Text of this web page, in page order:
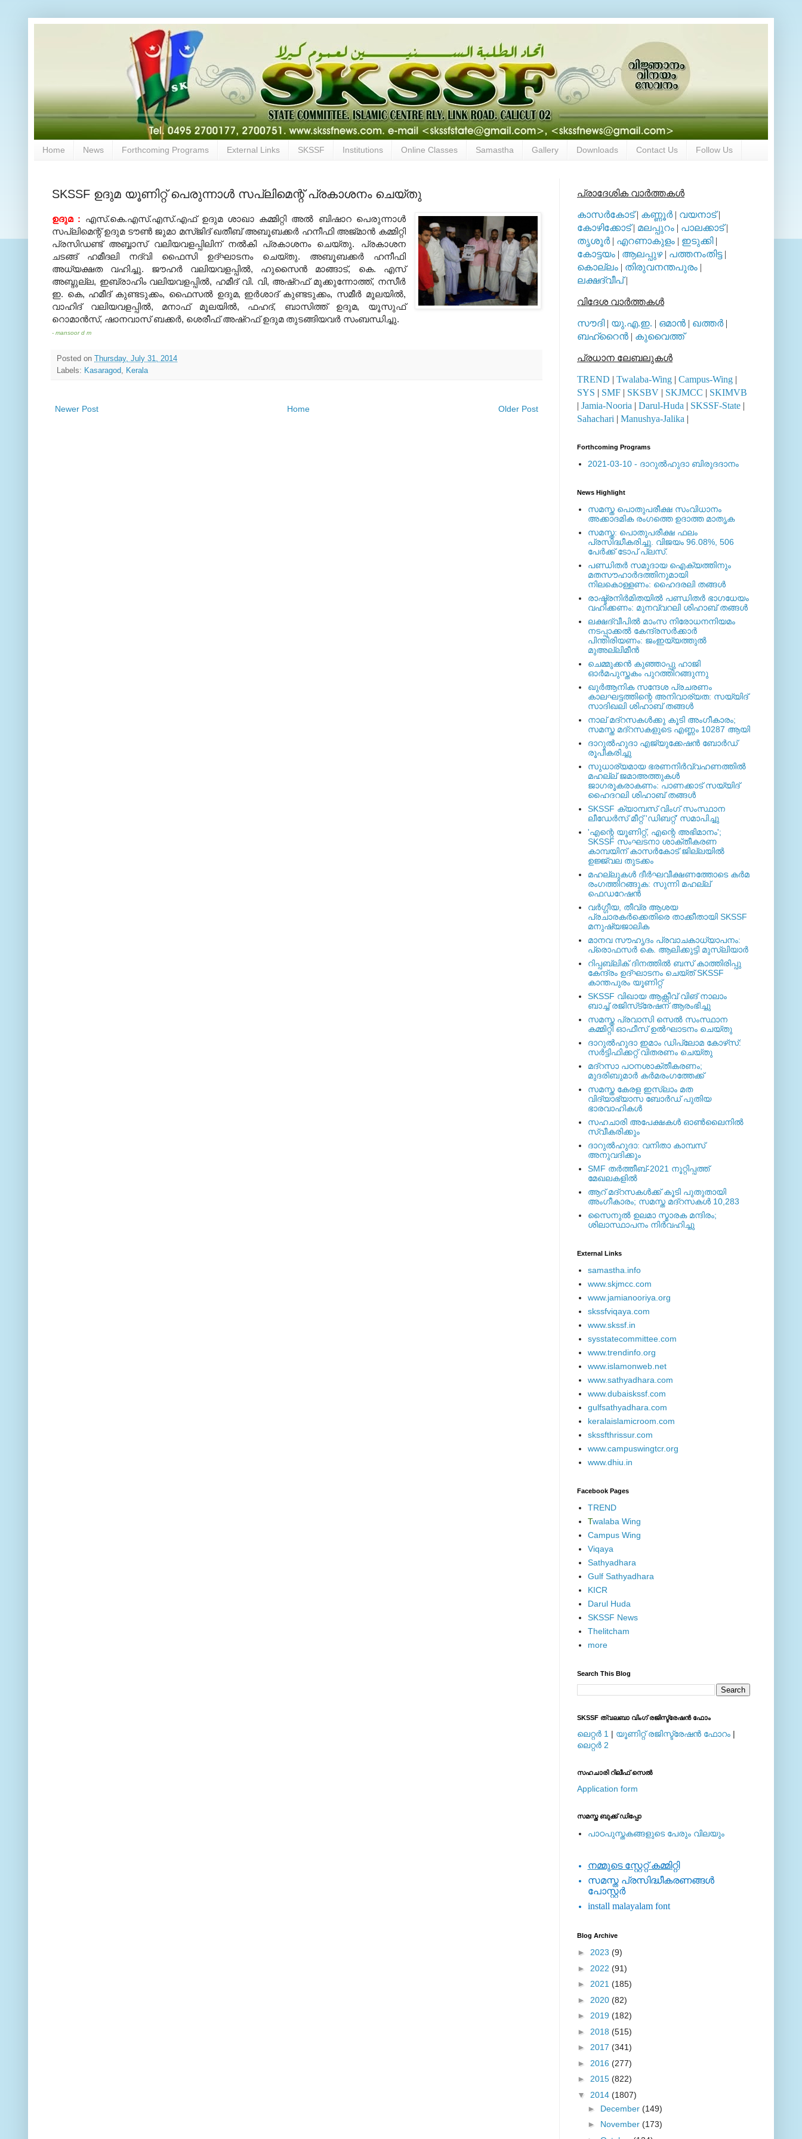
Home News Forthcoming Programs External Links SKSSF Institutions Online Classes Samastha Gallery Downloads Contact Us Follow Us
SKSSF ഉദുമ യൂണിറ്റ് പെരുന്നാള്‍ സപ്ലിമെന്റ് പ്രകാശനം ചെയ്തു
ഉദുമ : എസ്.കെ.എസ്.എസ്.എഫ് ഉദുമ ശാഖാ കമ്മിറ്റി അല്‍ ബിഷാറ പെരുന്നാള്‍
സപ്ലിമെന്റ് ഉദുമ ടൗണ്‍ ജുമാ മസ്ജിദ് ഖതീബ് അബൂബക്കര്‍ ഹനീഫി അജ്മാന്‍ കമ്മിറ്റി
പ്രസിഡണ്ട് അബ്ബാസ് വലിയവളപ്പിലിന് നല്‍കി പ്രകാശനം ചെയ്തു. പ്രകാശന
ചടങ്ങ് ഹമീദലി നദ്‌വി ഫൈസി ഉദ്ഘാടനം ചെയ്തു. അബൂബക്കര്‍ ഹനീഫി
അധ്യക്ഷത വഹിച്ചു. ജൗഹര്‍ വലിയവളപ്പില്‍, ഹുസൈന്‍ മാങ്ങാട്, കെ. എസ്
അബ്ദുല്ല, ഇബ്രാഹിം വലിയവളപ്പില്‍, ഹമീദ് വി. വി, അഷ്‌റഫ് മുക്കുന്നോത്ത്, നസീര്‍
ഇ. കെ, ഹമീദ് കുണ്ടടുക്കം, ഫൈസല്‍ ഉദുമ, ഇര്‍ശാദ് കുണ്ടടുക്കം, സമീര്‍ മൂലയില്‍,
വാഹിദ് വലിയവളപ്പില്‍, മനാഫ് മൂലയില്‍, ഫഹദ്, ബാസിത്ത് ഉദുമ, യൂസുഫ്
റൊമാന്‍സ്, ഷാനവാസ് ബക്കര്‍, ശെരീഫ് അഷ്‌റഫ് ഉദുമ തുടങ്ങിയവര്‍ സംബന്ധിച്ചു.
- mansoor d m
Posted on Thursday, July 31, 2014
Labels: Kasaragod Kerala
Newer Post Older Post
Home
പ്രാദേശിക വാര്‍ത്തകള്‍
കാസര്‍കോട്| കണ്ണൂര്‍| വയനാട്|
കോഴിക്കോട്| മലപ്പുറം | പാലക്കാട്|
തൃശൂര്‍| എറണാകുളം | ഇടുക്കി|
കോട്ടയം | ആലപ്പുഴ| പത്തനംതിട്ട|
കൊല്ലം | തിരുവനന്തപുരം |
ലക്ഷദ്വീപ്|
വിദേശ വാര്‍ത്തകള്‍
സൗദി| യു.എ.ഇ. | ഒമാന്‍ | ഖത്തര്‍|
ബഹ്റൈന്‍ | കുവൈത്ത്
പ്രധാന ലേബലുകള്‍
TREND | Twalaba-Wing | Campus-Wing |
SYS | SMF | SKSBV | SKJMCC | SKIMVB
| Jamia-Nooria | Darul-Huda | SKSSF-State |
Sahachari | Manushya-Jalika |
Forthcoming Programs
2021-03-10 - ദാറുല്‍ഹുദാ ബിരുദദാനം
News Highlight
സമസ്ത പൊതുപരീക്ഷ സംവിധാനം
അക്കാദമിക രംഗത്തെ ഉദാത്ത മാതൃക
സമസ്ത: പൊതുപരീക്ഷ ഫലം
പ്രസിദ്ധീകരിച്ചു. വിജയം 96.08%, 506
പേര്‍ക്ക് ടോപ് പ്ലസ്.
പണ്ഡിതര്‍ സമുദായ ഐക്യത്തിനും
മതസൗഹാര്‍ദത്തിനുമായി
നിലകൊള്ളണം: ഹൈദരലി തങ്ങള്‍
രാഷ്ട്രനിര്‍മിതയില്‍ പണ്ഡിതര്‍ ഭാഗധേയം
വഹിക്കണം: മുനവ്വറലി ശിഹാബ് തങ്ങള്‍
ലക്ഷദ്വീപില്‍ മാംസ നിരോധനനിയമം
നടപ്പാക്കല്‍ കേന്ദ്രസര്‍ക്കാര്‍
പിന്തിരിയണം: ജംഇയ്യത്തുല്‍
മുഅല്ലിമീന്‍
ചെമ്മുക്കന്‍ കുഞ്ഞാപ്പു ഹാജി
ഓര്‍മപുസ്തകം പുറത്തിറങ്ങുന്നു
ഖുര്‍ആനിക സന്ദേശ പ്രചരണം
കാലഘട്ടത്തിന്റെ അനിവാര്യത: സയ്യിദ്
സാദിഖലി ശിഹാബ് തങ്ങള്‍
നാല് മദ്‌റസകള്‍ക്കു കൂടി അംഗീകാരം;
സമസ്ത മദ്‌റസകളുടെ എണ്ണം 10287 ആയി
ദാറുല്‍ഹുദാ എജ്യുക്കേഷന്‍ ബോര്‍ഡ്
രൂപീകരിച്ചു
സുധാര്യമായ ഭരണനിര്‍വ്വഹണത്തില്‍
മഹല്ല് ജമാഅത്തുകള്‍
ജാഗരൂകരാകണം: പാണക്കാട് സയ്യിദ്
ഹൈദറലി ശിഹാബ് തങ്ങള്‍
SKSSF ക്യാമ്പസ് വിംഗ് സംസ്ഥാന
ലീഡേർസ് മീറ്റ് 'ഡിബറ്റ്' സമാപിച്ചു
'എന്റെ യൂണിറ്റ്, എന്റെ അഭിമാനം';
SKSSF സംഘടനാ ശാക്തീകരണ
കാമ്പയിന് കാസര്‍കോട് ജില്ലയില്‍
ഉജ്ജ്വല തുടക്കം
മഹല്ലുകള്‍ ദീര്‍ഘവീക്ഷണത്തോടെ കര്‍മ
രംഗത്തിറങ്ങുക: സുന്നി മഹല്ല്
ഫെഡറേഷന്‍
വര്‍ഗ്ഗീയ, തീവ്ര ആശയ
പ്രചാരകര്‍ക്കെതിരെ താക്കീതായി SKSSF
മനുഷ്യജാലിക
മാനവ സൗഹൃദം പ്രവാചകാധ്യാപനം:
പ്രൊഫസർ കെ. ആലിക്കുട്ടി മുസ്ലിയാർ
റിപ്പബ്ലിക് ദിനത്തില്‍ ബസ് കാത്തിരിപ്പു
കേന്ദ്രം ഉദ്ഘാടനം ചെയ്ത്‌ SKSSF
കാന്തപുരം യൂണിറ്റ്
SKSSF വിഖായ ആക്റ്റീവ് വിങ് നാലാം
ബാച്ച് രജിസ്‌ട്രേഷന് ആരംഭിച്ചു
സമസ്ത പ്രവാസി സെല്‍ സംസ്ഥാന
കമ്മിറ്റി ഓഫീസ് ഉല്‍ഘാടനം ചെയ്തു
ദാറുല്‍ഹുദാ ഇമാം ഡിപ്ലോമ കോഴ്‌സ്:
സര്‍ട്ടിഫിക്കറ്റ് വിതരണം ചെയ്തു
മദ്‌റസാ പഠനശാക്തീകരണം;
മുദരിബുമാര്‍ കര്‍മരംഗത്തേക്ക്
സമസ്ത കേരള ഇസ്ലാം മത
വിദ്യാഭ്യാസ ബോര്‍ഡ് പുതിയ
ഭാരവാഹികള്‍
സഹചാരി അപേക്ഷകൾ ഓൺലൈനിൽ
സ്വീകരിക്കും
ദാറുല്‍ഹുദാ: വനിതാ കാമ്പസ്
അനുവദിക്കും
SMF തര്‍ത്തീബ്-2021 നൂറ്റിപ്പത്ത്
മേഖലകളില്‍
ആറ് മദ്റസകള്‍ക്ക് കൂടി പുതുതായി
അംഗീകാരം; സമസ്ത മദ്റസകള്‍ 10,283
സൈനുല്‍ ഉലമാ സ്മാരക മന്ദിരം;
ശിലാസ്ഥാപനം നിര്‍വഹിച്ചു
External ‎Links
samastha.info
www.skjmcc.com
www.jamianooriya.org
skssfviqaya.com
www.skssf.in
sysstatecommittee.com
www.trendinfo.org
www.islamonweb.net
www.sathyadhara.com
www.dubaiskssf.com
gulfsathyadhara.com
keralaislamicroom.com
skssfthrissur.com
www.campuswingtcr.org
www.dhiu.in
Facebook Pages
TREND
Twalaba Wing
Campus Wing
Viqaya
Sathyadhara
Gulf Sathyadhara
KICR
Darul Huda
SKSSF News
Thelitcham
more
Search This Blog
SKSSF ത്വലബാ വിംഗ് രജിസ്ട്രേഷന്‍ ഫോം
ലെറ്റര്‍ 1 | യൂണിറ്റ് രജിസ്ട്രേഷന്‍ ഫോറം |
ലെറ്റര്‍ 2
സഹചാരി റിലീഫ് സെല്‍
Application form
സമസ്ത ബുക്ക് ഡിപ്പോ
പാഠപുസ്തകങ്ങളുടെ പേരും വിലയും
നമ്മുടെ സ്റ്റേറ്റ് കമ്മിറ്റി
സമസ്ത പ്രസിദ്ധീകരണങ്ങള്‍
പോസ്റ്റര്‍
install malayalam font
Blog Archive
► 2023 (9)
► 2022 (91)
► 2021 (185)
► 2020 (82)
► 2019 (182)
► 2018 (515)
► 2017 (341)
► 2016 (277)
► 2015 (822)
▼ 2014 (1807)
► December (149)
► November (173)